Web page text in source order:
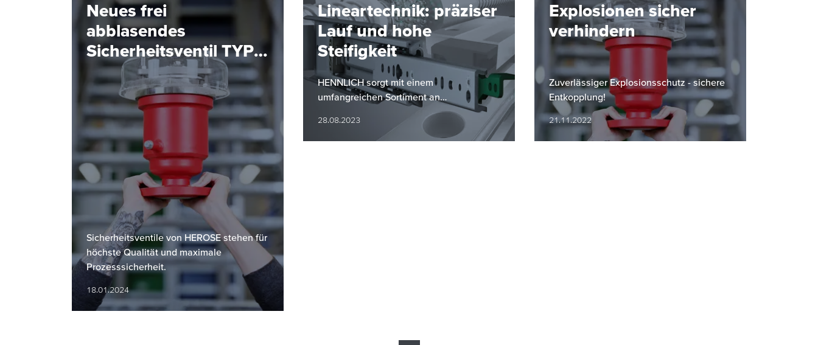
Neues frei
abblasendes
Sicherheitsventil TYP
06C02
Sicherheitsventile von HEROSE stehen für
höchste Qualität und maximale
Prozesssicherheit.
18.01.2024
Lineartechnik: präziser
Lauf und hohe
Steifigkeit
HENNLICH sorgt mit einem
umfangreichen Sortiment an
Linearführungen und Teleskopschienen
für eine hohe Verfügbarkeit und kurze
Lieferzeiten. Durch…
28.08.2023
Explosionen sicher
verhindern
Zuverlässiger Explosionsschutz - sichere
Entkopplung!
21.11.2022